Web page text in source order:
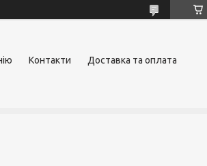
Контакти Доставка та оплата